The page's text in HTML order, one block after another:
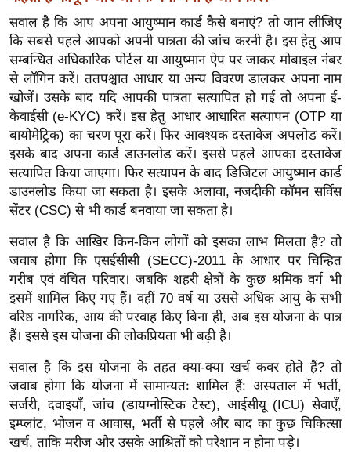
यं
ग
इं
डि
या
सा
हि
त्य
ज
ग
त
ऑ
टो
व
र्ल्ड
न्यू
ब्री
फ
म
नो
सवाल है कि आप अपना आयुष्मान कार्ड कैसे बनाएं? तो जान लीजिए
कि सबसे पहले आपको अपनी पात्रता की जांच करनी है। इस हेतु आप
सम्बन्धित अधिकारिक पोर्टल या आयुष्मान ऐप पर जाकर मोबाइल नंबर
से लॉगिन करें। ततपश्चात आधार या अन्य विवरण डालकर अपना नाम
खोजें। उसके बाद यदि आपकी पात्रता सत्यापित हो गई तो अपना ई-
केवाईसी (e-KYC) करें। इस हेतु आधार आधारित सत्यापन (OTP या
बायोमेट्रिक) का चरण पूरा करें। फिर आवश्यक दस्तावेज अपलोड करें।
इसके बाद अपना कार्ड डाउनलोड करें। इससे पहले आपका दस्तावेज
सत्यापित किया जाएगा। फिर सत्यापन के बाद डिजिटल आयुष्मान कार्ड
डाउनलोड किया जा सकता है। इसके अलावा, नजदीकी कॉमन सर्विस
सेंटर (CSC) से भी कार्ड बनवाया जा सकता है।
सवाल है कि आखिर किन-किन लोगों को इसका लाभ मिलता है? तो
जवाब होगा कि एसईसीसी (SECC)-2011 के आधार पर चिन्हित
गरीब एवं वंचित परिवार। जबकि शहरी क्षेत्रों के कुछ श्रमिक वर्ग भी
इसमें शामिल किए गए हैं। वहीं 70 वर्ष या उससे अधिक आयु के सभी
वरिष्ठ नागरिक, आय की परवाह किए बिना ही, अब इस योजना के पात्र
हैं। इससे इस योजना की लोकप्रियता भी बढ़ी है।
सवाल है कि इस योजना के तहत क्या-क्या खर्च कवर होते हैं? तो
जवाब होगा कि योजना में सामान्यतः शामिल हैं: अस्पताल में भर्ती,
सर्जरी, दवाइयाँ, जांच (डायग्नोस्टिक टेस्ट), आईसीयू (ICU) सेवाएँ,
इम्प्लांट, भोजन व आवास, भर्ती से पहले और बाद का कुछ चिकित्सा
खर्च, ताकि मरीज और उसके आश्रितों को परेशान न होना पड़े।